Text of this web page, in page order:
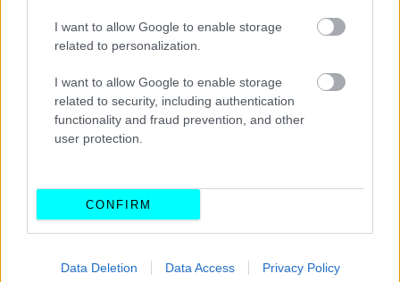
I want to allow Google to enable storage
related to personalization.
I want to allow Google to enable storage
related to security, including authentication
functionality and fraud prevention, and other
user protection.
CONFIRM
Data Deletion Data Access Privacy Policy
Τι ετοιμάζει η Fiat μετά το Grizzly